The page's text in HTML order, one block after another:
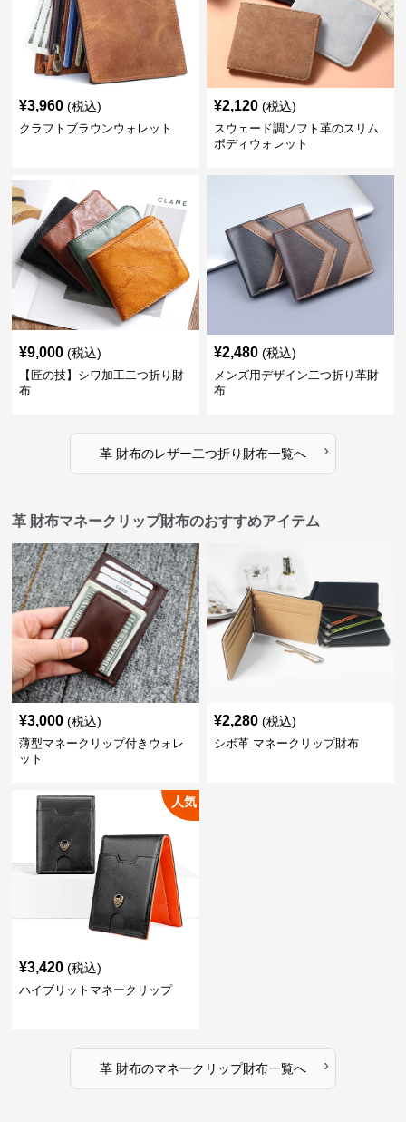
¥3,960 (税込)
クラフトブラウンウォレット
¥2,120 (税込)
スウェード調ソフト革のスリム
ボディウォレット
¥9,000 (税込)
【匠の技】シワ加工二つ折り財
布
¥2,480 (税込)
メンズ用デザイン二つ折り革財
布
革 財布のレザー二つ折り財布一覧へ ›
革 財布マネークリップ財布のおすすめアイテム
¥3,000 (税込)
薄型マネークリップ付きウォレ
ット
¥2,280 (税込)
シボ革 マネークリップ財布
人気
¥3,420 (税込)
ハイブリットマネークリップ
革 財布のマネークリップ財布一覧へ ›